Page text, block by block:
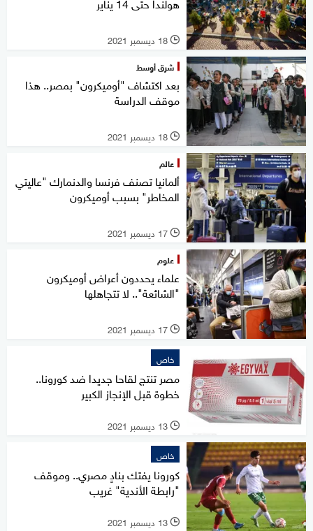
l 18 ديسمبر 2021
شرق أوسط
بعد اكتشاف "أوميكرون" بمصر.. هذا
موقف الدراسة
l 18 ديسمبر 2021
عالم
ألمانيا تصنف فرنسا والدنمارك "عاليتي
المخاطر" بسبب أوميكرون
l 17 ديسمبر 2021
علوم
علماء يحددون أعراض أوميكرون
"الشائعة".. لا تتجاهلها
l 17 ديسمبر 2021
خاص
مصر تنتج لقاحا جديدا ضد كورونا..
خطوة قبل الإنجاز الكبير
l 13 ديسمبر 2021
خاص
كورونا يفتك بنادٍ مصري.. وموقف
"رابطة الأندية" غريب
l 13 ديسمبر 2021